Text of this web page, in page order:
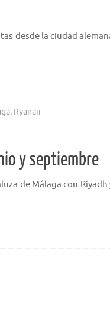
desde la ciudad
, Ryanair
y septiembre
de Málaga con Riyadh